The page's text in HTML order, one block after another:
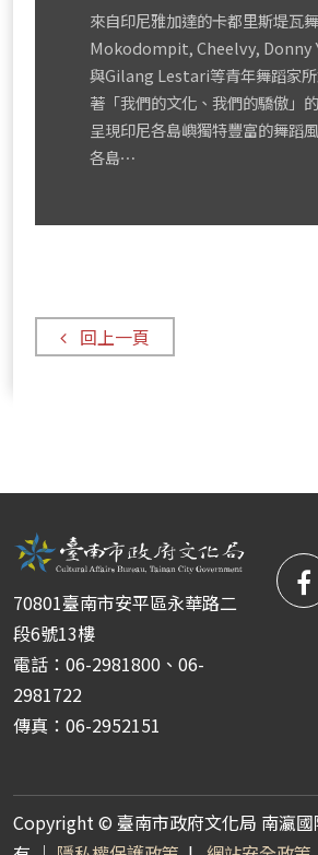
來自印尼雅加達的卡都里斯堤瓦
Mokodompit, Cheelvy, Donny
與Gilang Lestari等青年舞蹈家
著「我們的文化、我們的驕傲」
呈現印尼各島嶼獨特豐富的舞蹈
各島⋯
回上一頁
70801臺南市安平區永華路二
段6號13樓
電話：06-2981800、06-
2981722
傳真：06-2952151
Copyright © 臺南市政府文化局 南瀛國